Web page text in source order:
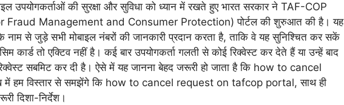
उपयोगकर्ताओं की सुरक्षा और सुविधा को ध्यान में रखते हुए भारत सरकार ने TAF-COP
Fraud Management and Consumer Protection) पोर्टल की शुरुआत की है। यह
नाम से जुड़े सभी मोबाइल नंबरों की जानकारी प्रदान करता है, ताकि वे यह सुनिश्चित कर सकें
कार्ड तो एक्टिव नहीं है। कई बार उपयोगकर्ता गलती से कोई रिक्वेस्ट कर देते हैं या उन्हें बाद
सबमिट कर दी है। ऐसे में यह जानना बेहद जरूरी हो जाता है कि how to cancel
हम विस्तार से समझेंगे कि how to cancel request on tafcop portal, साथ ही
दिशा-निर्देश।